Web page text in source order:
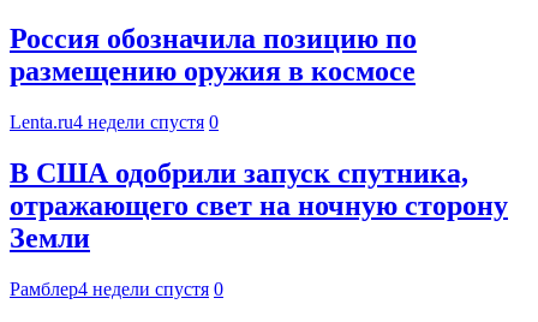
Россия обозначила позицию по
размещению оружия в космосе
Lenta.ru4 недели спустя 0
В США одобрили запуск спутника,
отражающего свет на ночную сторону
Земли
Рамблер4 недели спустя 0